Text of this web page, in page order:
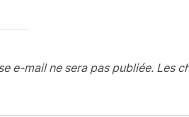
e-mail ne sera pas publiée. Les